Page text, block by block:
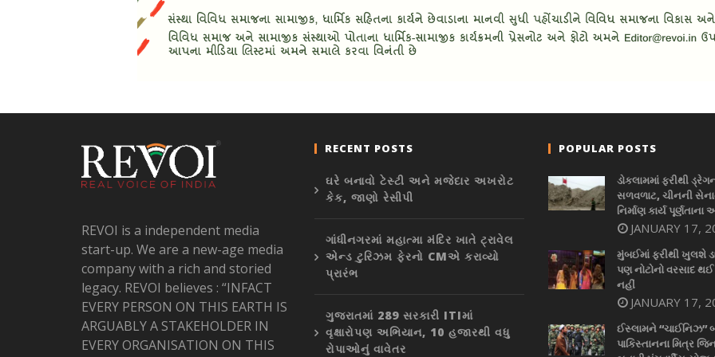
REVOI is a independent media
start-up. We are a new-age media
company with a rich and storied
legacy. REVOI believes : “INFACT
EVERY PERSON ON THIS EARTH IS
ARGUABLY A STAKEHOLDER IN
EVERY ORGANISATION ON THIS
RECENT POSTS
ઘરે બનાવો ટેસ્ટી અને મજેદાર અખરોટ
કેક, જાણો રેસીપી
ગાંધીનગરમાં મહાત્મા મંદિર ખાતે ટ્રાવેલ
એન્ડ ટુરિઝમ ફેરનો CMએ કરાવ્યો
પ્રારંભ
ગુજરાતમાં 289 સરકારી ITIમાં
વૃક્ષારોપણ અભિયાન, 10 હજારથી વધુ
રોપાઓનું વાવેતર
POPULAR POSTS
ડોકલામમાં ફરીથી
સળવળાટ, ચીનની
નિર્માણ કાર્ય પૂર્ણતાના
JANUARY 17,
મુંબઈમાં ફરીથી ખુલશે
પણ નોટોનો વરસાદ
નહીં
JANUARY 17,
ઈસ્લામને “ચાઈનિઝ”
પાકિસ્તાનના મિત્ર